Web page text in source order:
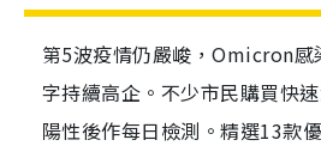
第5波疫情仍嚴峻，Omicron感
字持續高企。不少市民購買快
陽性後作每日檢測。精選13款